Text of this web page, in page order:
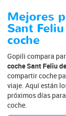
Mejores
Sant
coche
Gopili compara
coche Sant Feliu
compartir coche
viaje. Aquí están
próximos días
coche.